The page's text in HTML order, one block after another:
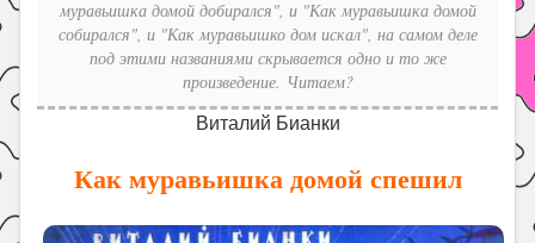
муравьишка домой добирался", и "Как муравьишка домой
собирался", и "Как муравьишко дом искал", на самом деле
под этими названиями скрывается одно и то же
произведение. Читаем?
Виталий Бианки
Как муравьишка домой спешил